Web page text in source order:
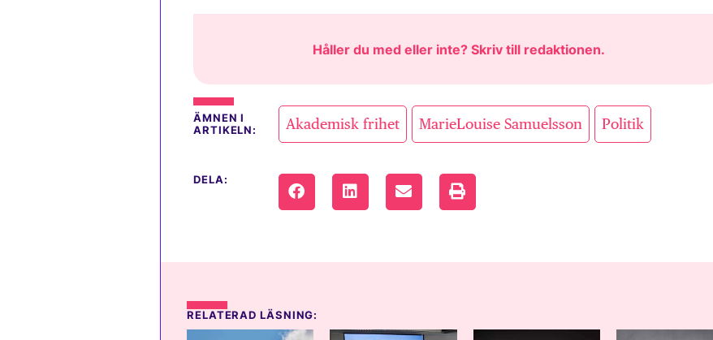
Håller du med eller inte? Skriv till redaktionen.
ÄMNEN I
ARTIKELN:
Akademisk frihet MarieLouise Samuelsson Politik
DELA:
RELATERAD LÄSNING: